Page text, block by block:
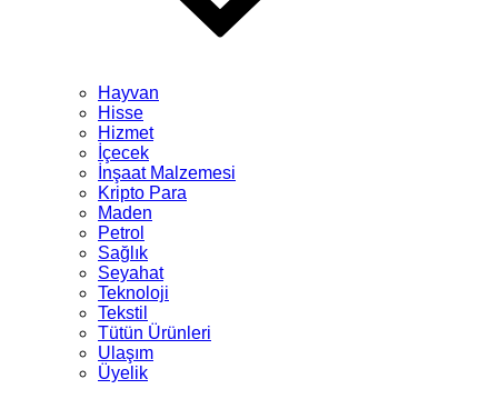
Hayvan
Hisse
Hizmet
İçecek
İnşaat Malzemesi
Kripto Para
Maden
Petrol
Sağlık
Seyahat
Teknoloji
Tekstil
Tütün Ürünleri
Ulaşım
Üyelik